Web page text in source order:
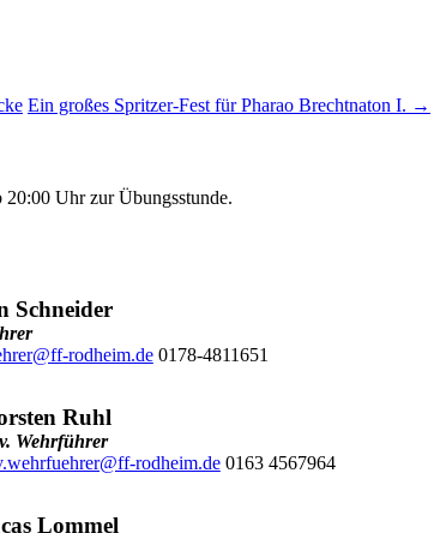
Ein großes Spritzer-Fest für Pharao Brechtnaton I. →
Uhr zur Übungsstunde.
Schneider
rodheim.de0178-4811651
Ruhl
Wehrführer
rodheim.de0163 4567964
Lommel